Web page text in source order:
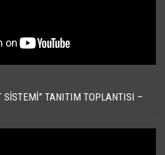
SISTEMI” TANITIM TOPLANTISI –